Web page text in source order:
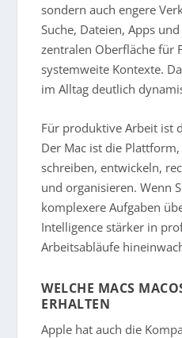
sondern auch engere
Suche, Dateien, Apps
zentralen Oberfläche für
systemweite Kontexte.
im Alltag deutlich
Für produktive Arbeit ist
Der Mac ist die
schreiben, entwickeln,
und organisieren. Wenn
komplexere Aufgaben
Intelligence stärker in
Arbeitsabläufe
WELCHE MACS
ERHALTEN
Apple hat auch die